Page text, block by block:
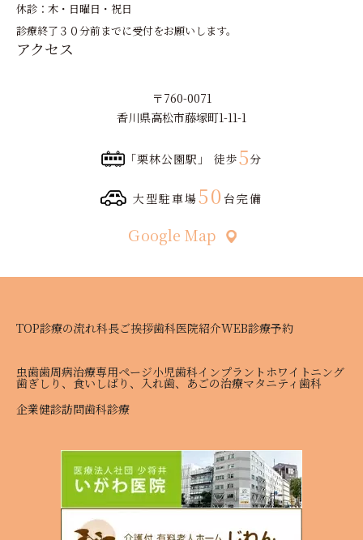
休診：木・日曜日・祝日
診療終了３０分前までに受付をお願いします。
アクセス
〒760-0071
香川県高松市藤塚町1-11-1
「栗林公園駅」 徒歩5分
大型駐車場50 台完備
Ｇoogle Map
TOP診療の流れ科長ご挨拶歯科医院紹介WEB診療予約
虫歯歯周病治療専用ページ小児歯科インプラント ホワイトニング
歯ぎしり、食いしばり、入れ歯、あごの治療マタニティ歯科
企業健診訪問歯科診療